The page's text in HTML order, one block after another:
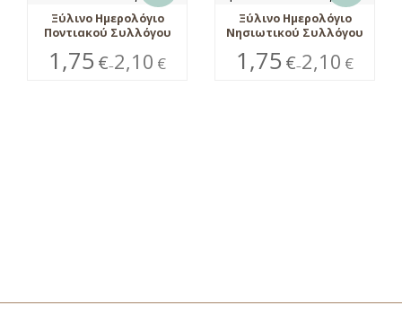
Ξύλινο Ημερολόγιο
Ποντιακού Συλλόγου
1,75 €–2,10 €
Ξύλινο Ημερολόγιο
Νησιωτικού Συλλόγου
1,75 €–2,10 €